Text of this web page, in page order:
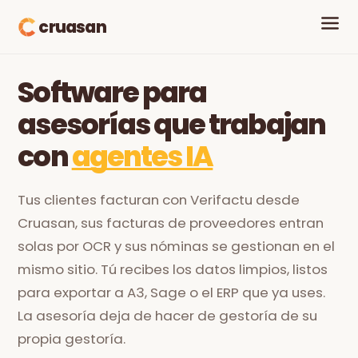
cruasan
Software para
asesorías que trabajan
conagentes IA
Tus clientes facturan con Verifactu desde
Cruasan, sus facturas de proveedores entran
solas por OCR y sus nóminas se gestionan en el
mismo sitio. Tú recibes los datos limpios, listos
para exportar a A3, Sage o el ERP que ya uses.
La asesoría deja de hacer de gestoría de su
propia gestoría.